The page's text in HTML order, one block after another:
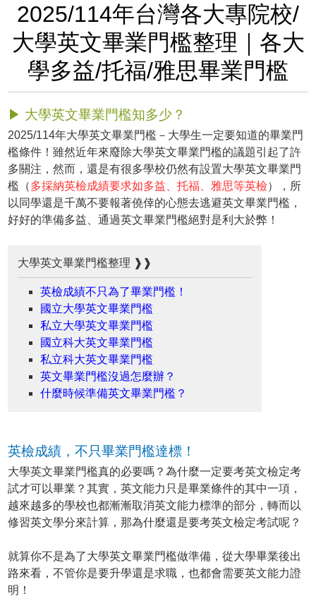
2025/114年台灣各大專院校/
大學英文畢業門檻整理｜各大
學多益/托福/雅思畢業門檻
▶ 大學英文畢業門檻知多少？
2025/114年大學英文畢業門檻－大學生一定要知道的畢業門
檻條件！雖然近年來廢除大學英文畢業門檻的議題引起了許
多關注，然而，還是有很多學校仍然有設置大學英文畢業門
檻（多採納英檢成績要求如多益、托福、雅思等英檢），所
以同學還是千萬不要報著僥倖的心態去逃避英文畢業門檻，
好好的準備多益、通過英文畢業門檻絕對是利大於弊！
大學英文畢業門檻整理 ❱❱
英檢成績不只為了畢業門檻！
國立大學英文畢業門檻
私立大學英文畢業門檻
國立科大英文畢業門檻
私立科大英文畢業門檻
英文畢業門檻沒過怎麼辦？
什麼時候準備英文畢業門檻？
英檢成績，不只畢業門檻達標！
大學英文畢業門檻真的必要嗎？為什麼一定要考英文檢定考
試才可以畢業？其實，英文能力只是畢業條件的其中一項，
越來越多的學校也都漸漸取消英文能力標準的部分，轉而以
修習英文學分來計算，那為什麼還是要考英文檢定考試呢？
就算你不是為了大學英文畢業門檻做準備，從大學畢業後出
路來看，不管你是要升學還是求職，也都會需要英文能力證
明！